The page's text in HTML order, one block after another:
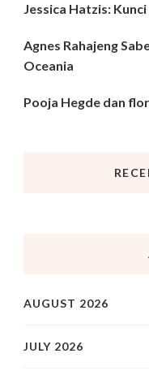
Jessica Hatzis:
Agnes Rahajeng
Oceania
Pooja Hegde dan
AUGUST 2026
JULY 2026